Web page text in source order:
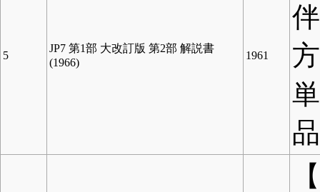
5
JP7 第1部 大改訂版 第2部 解説書
(1966)
1961